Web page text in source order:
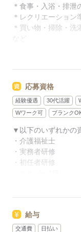
＊食事・入浴・排泄
＊レクリエーション
＊買い物・掃除・洗
め、
毎日相談しやすい環
★様々な研修でフォ
無資格未経験者への
★手厚い取得支援制
初任者研修や実務
応募資格
経験優遇 30代活躍
Wワーク可
ブランク
▼以下のいずれかの
・介護福祉士
・実務者研修
・初任者研修
＊経験があれば無資
＊資格・経験を高く
給与
交通費 日払い